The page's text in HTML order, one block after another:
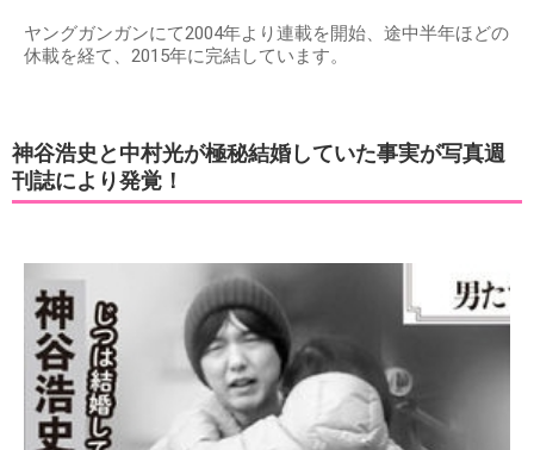
ヤングガンガンにて2004年より連載を開始、途中半年ほどの
休載を経て、2015年に完結しています。
神谷浩史と中村光が極秘結婚していた事実が写真週
刊誌により発覚！